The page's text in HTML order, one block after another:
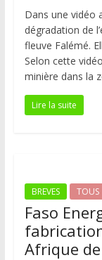
Dans une vidéo
dégradation de
fleuve Falémé.
Selon cette
minière dans la
Lire la suite
BREVES TOUS
Faso
Afrique de